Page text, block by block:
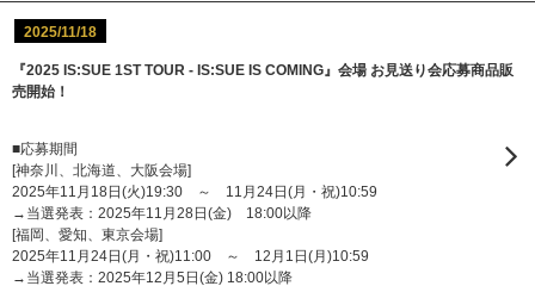
2025/11/18
『2025 IS:SUE 1ST TOUR - IS:SUE IS COMING』会場 お見送り会応募商品販
売開始！
■応募期間
[神奈川、北海道、大阪会場]
2025年11月18日(火)19:30 ～ 11月24日(月・祝)10:59
→当選発表：2025年11月28日(金) 18:00以降
[福岡、愛知、東京会場]
2025年11月24日(月・祝)11:00 ～ 12月1日(月)10:59
→当選発表：2025年12月5日(金) 18:00以降